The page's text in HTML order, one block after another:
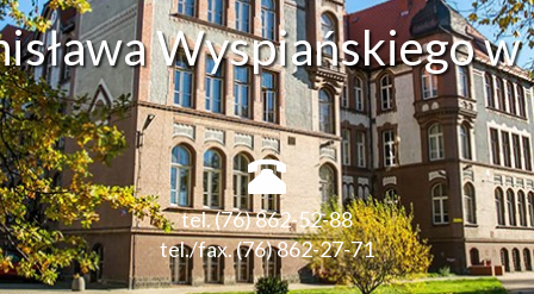
Wyspiańskiego w
tel. (76) 862-52-88
tel./fax. (76) 862-27-71